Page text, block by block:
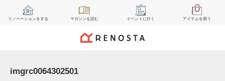
リノベーションをする マガジンを読む イベント に行く アイテムを買う
imgrc0064302501